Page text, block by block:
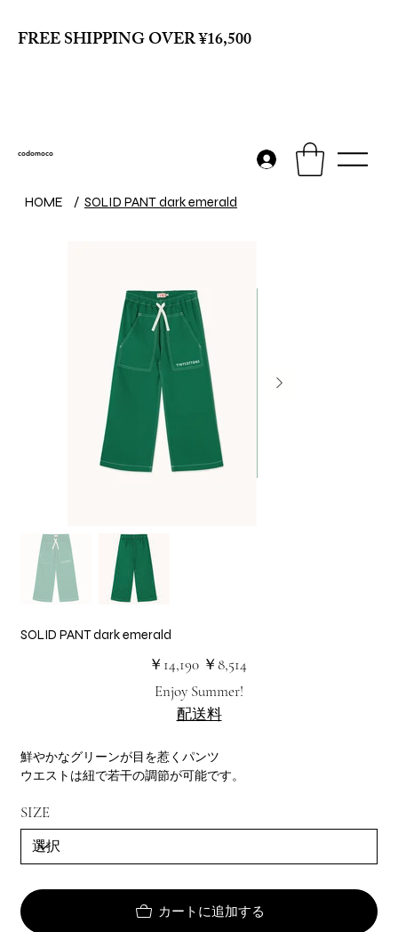
FREE SHIPPING OVER ¥16,500
codomoco
HOME / SOLID PANT dark emerald
SOLID PANT dark emerald
元
の
格
￥14,190
セ
ー
価
格
￥8,514
Enjoy Summer!
配送料
鮮やかなグリーンが目を惹くパンツ
ウエストは紐で若干の調節が可能です。
SIZE
カートに追加する